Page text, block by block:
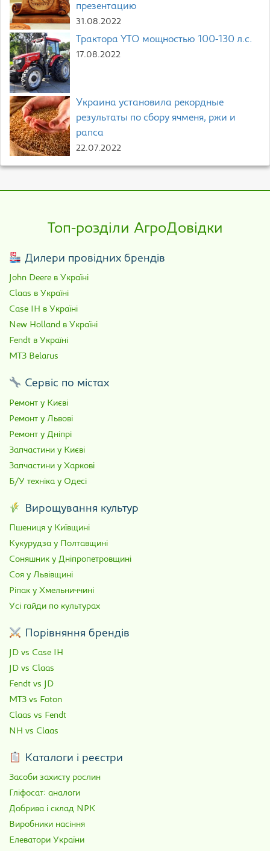
презентацию
31.08.2022
Трактора YTO мощностью 100-130 л.с.
17.08.2022
Украина установила рекордные
результаты по сбору ячменя, ржи и
рапса
22.07.2022
Топ-розділи АгроДовідки
Дилери провідних брендів
John Deere в Україні
Claas в Україні
Case IH в Україні
New Holland в Україні
Fendt в Україні
МТЗ Belarus
Сервіс по містах
Ремонт у Києві
Ремонт у Львові
Ремонт у Дніпрі
Запчастини у Києві
Запчастини у Харкові
Б/У техніка у Одесі
Вирощування культур
Пшениця у Київщині
Кукурудза у Полтавщині
Соняшник у Дніпропетровщині
Соя у Львівщині
Ріпак у Хмельниччині
Усі гайди по культурах
Порівняння брендів
JD vs Case IH
JD vs Claas
Fendt vs JD
МТЗ vs Foton
Claas vs Fendt
NH vs Claas
Каталоги і реєстри
Засоби захисту рослин
Гліфосат: аналоги
Добрива і склад NPK
Виробники насіння
Елеватори України